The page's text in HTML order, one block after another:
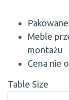
Meble
montażu
Cena nie
Table Size